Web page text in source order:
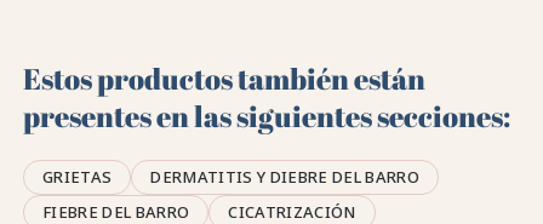
Estos productos también están
presentes en las siguientes secciones:
GRIETAS
DERMATITIS Y DIEBRE DEL BARRO
FIEBRE DEL BARRO
CICATRIZACIÓN